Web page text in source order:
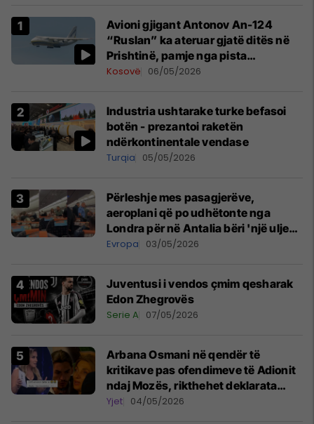
Avioni gjigant Antonov An-124
“Ruslan” ka ateruar gjatë ditës në
Prishtinë, pamje nga pista
publikohen edhe në rrjete sociale
Kosovë 06/05/2026
Industria ushtarake turke befasoi
botën - prezantoi raketën
ndërkontinentale vendase
Turqia 05/05/2026
Përleshje mes pasagjerëve,
aeroplani që po udhëtonte nga
Londra për në Antalia bëri 'një ulje
emergjente' në Prishtinë
Evropa 03/05/2026
Juventusi i vendos çmim qesharak
Edon Zhegrovës
Serie A 07/05/2026
Arbana Osmani në qendër të
kritikave pas ofendimeve të Adionit
ndaj Mozës, rikthehet deklarata
‘Është emision tjetër ai’
Yjet 04/05/2026